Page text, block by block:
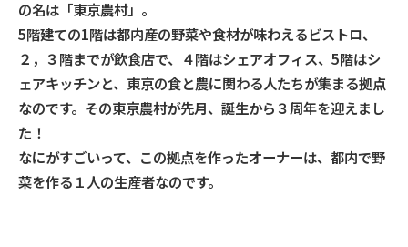
の名は「東京農村」。
5階建ての1階は都内産の野菜や食材が味わえるビストロ、
２，３階までが飲食店で、４階はシェアオフィス、5階はシ
ェアキッチンと、東京の食と農に関わる人たちが集まる拠点
なのです。その東京農村が先月、誕生から３周年を迎えまし
た！
なにがすごいって、この拠点を作ったオーナーは、都内で野
菜を作る１人の生産者なのです。